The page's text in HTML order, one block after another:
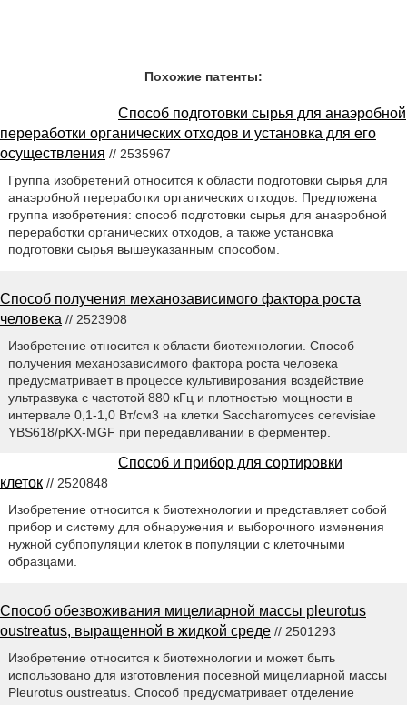
Похожие патенты:
Способ подготовки сырья для анаэробной
переработки органических отходов и установка для его
осуществления // 2535967
Группа изобретений относится к области подготовки сырья для
анаэробной переработки органических отходов. Предложена
группа изобретения: способ подготовки сырья для анаэробной
переработки органических отходов, а также установка
подготовки сырья вышеуказанным способом.
Способ получения механозависимого фактора роста
человека // 2523908
Изобретение относится к области биотехнологии. Способ
получения механозависимого фактора роста человека
предусматривает в процессе культивирования воздействие
ультразвука с частотой 880 кГц и плотностью мощности в
интервале 0,1-1,0 Вт/см3 на клетки Saccharomyces cerevisiae
YBS618/pKX-MGF при передавливании в ферментер.
Способ и прибор для сортировки
клеток // 2520848
Изобретение относится к биотехнологии и представляет собой
прибор и систему для обнаружения и выборочного изменения
нужной субпопуляции клеток в популяции с клеточными
образцами.
Способ обезвоживания мицелиарной массы pleurotus
oustreatus, выращенной в жидкой среде // 2501293
Изобретение относится к биотехнологии и может быть
использовано для изготовления посевной мицелиарной массы
Pleurotus oustreatus. Способ предусматривает отделение